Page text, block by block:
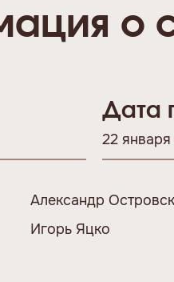
о
Дата
22
Александр
Игорь Яцко